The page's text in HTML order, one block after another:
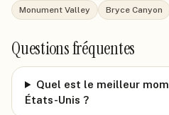
Monument Valley
Bryce Canyon
Questions fréquentes
Quel est le meilleur
États-Unis ?